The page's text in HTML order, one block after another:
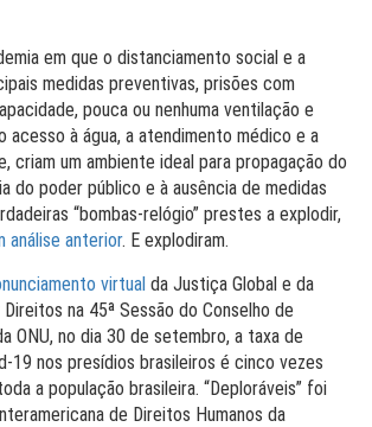
em que o distanciamento social e a
medidas preventivas, prisões com
pouca ou nenhuma ventilação e
acesso à água, a atendimento médico e a
criam um ambiente ideal para propagação do
do poder público e à ausência de medidas
“bombas-relógio” prestes a explodir,
análise anterior. E explodiram.
virtual da Justiça Global e da
na 45ª Sessão do Conselho de
ONU, no dia 30 de setembro, a taxa de
19 nos presídios brasileiros é cinco vezes
a população brasileira. “Deploráveis” foi
de Direitos Humanos da